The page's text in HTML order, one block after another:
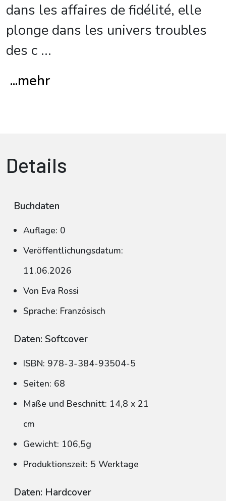
dans les affaires de fidélité, elle
plonge dans les univers troubles
des c ...
...mehr
Details
Buchdaten
Auflage: 0
Veröffentlichungsdatum:
11.06.2026
Von Eva Rossi
Sprache: Französisch
Daten: Softcover
ISBN: 978-3-384-93504-5
Seiten: 68
Maße und Beschnitt: 14,8 x 21
cm
Gewicht: 106,5g
Produktionszeit: 5 Werktage
Daten: Hardcover